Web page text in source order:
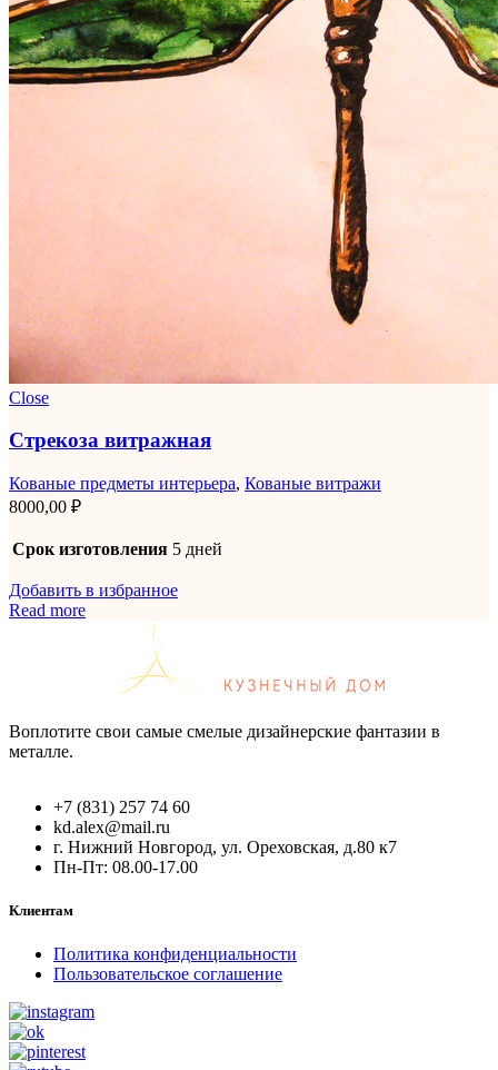
Close
Стрекоза витражная
Кованые предметы интерьера, Кованые витражи
8000,00 ₽
Срок изготовления 5 дней
Добавить в избранное
Read more
Воплотите свои самые смелые дизайнерские фантазии в
металле.
+7 (831) 257 74 60
kd.alex@mail.ru
г. Нижний Новгород, ул. Ореховская, д.80 к7
Пн-Пт: 08.00-17.00
Клиентам
Политика конфиденциальности
Пользовательское соглашение